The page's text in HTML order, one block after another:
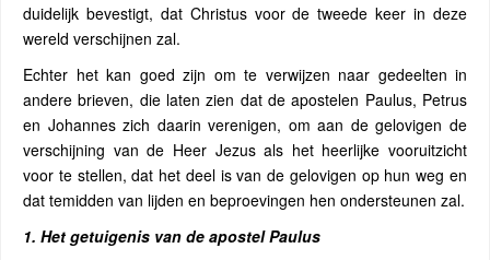
duidelijk bevestigt, dat Christus voor de tweede keer in deze
wereld verschijnen zal.
Echter het kan goed zijn om te verwijzen naar gedeelten in
andere brieven, die laten zien dat de apostelen Paulus, Petrus
en Johannes zich daarin verenigen, om aan de gelovigen de
verschijning van de Heer Jezus als het heerlijke vooruitzicht
voor te stellen, dat het deel is van de gelovigen op hun weg en
dat temidden van lijden en beproevingen hen ondersteunen zal.
1. Het getuigenis van de apostel Paulus